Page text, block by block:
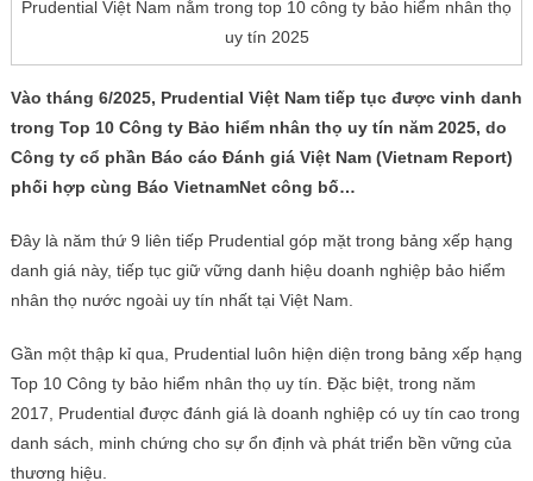
Prudential Việt Nam nằm trong top 10 công ty bảo hiểm nhân thọ
uy tín 2025
Vào tháng 6/2025, Prudential Việt Nam tiếp tục được vinh danh
trong Top 10 Công ty Bảo hiểm nhân thọ uy tín năm 2025, do
Công ty cổ phần Báo cáo Đánh giá Việt Nam (Vietnam Report)
phối hợp cùng Báo VietnamNet công bố…
Đây là năm thứ 9 liên tiếp Prudential góp mặt trong bảng xếp hạng
danh giá này, tiếp tục giữ vững danh hiệu doanh nghiệp bảo hiểm
nhân thọ nước ngoài uy tín nhất tại Việt Nam.
Gần một thập kỉ qua, Prudential luôn hiện diện trong bảng xếp hạng
Top 10 Công ty bảo hiểm nhân thọ uy tín. Đặc biệt, trong năm
2017, Prudential được đánh giá là doanh nghiệp có uy tín cao trong
danh sách, minh chứng cho sự ổn định và phát triển bền vững của
thương hiệu.